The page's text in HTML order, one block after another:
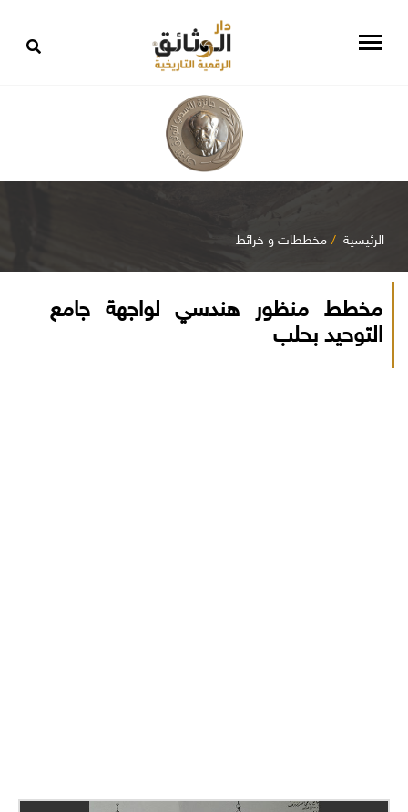
الرئيسية مخططات و خرائط
مخطط منظور هندسي لواجهة جامع
التوحيد بحلب